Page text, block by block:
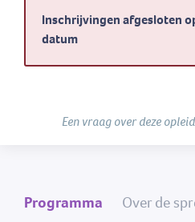
Inschrijvingen afgesloten
datum
Een vraag over deze
Programma Over de